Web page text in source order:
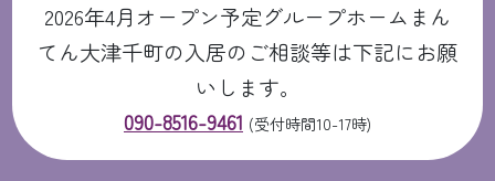
2026年4月オープン予定グループホームまん
てん大津千町の入居のご相談等は下記にお願
いします。
090-8516-9461 (受付時間10-17時)